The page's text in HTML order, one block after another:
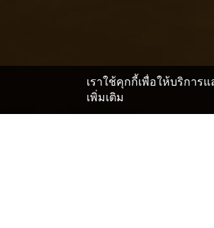
เราใช้คุกกี้เพื่อให้บริกา
เพิ่มเติม